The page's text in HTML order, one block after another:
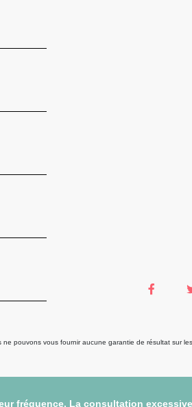
pouvons vous fournir aucune garantie de résultat sur
fréquence. La consultation